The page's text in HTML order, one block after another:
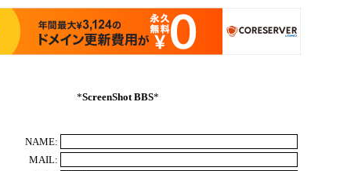
*ScreenShot BBS*
NAME:
MAIL: